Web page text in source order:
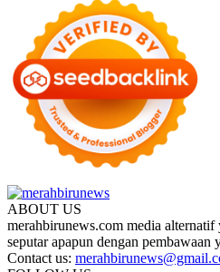
ABOUT US
merahbirunews.com media
seputar apapun dengan pembawaan
Contact us: